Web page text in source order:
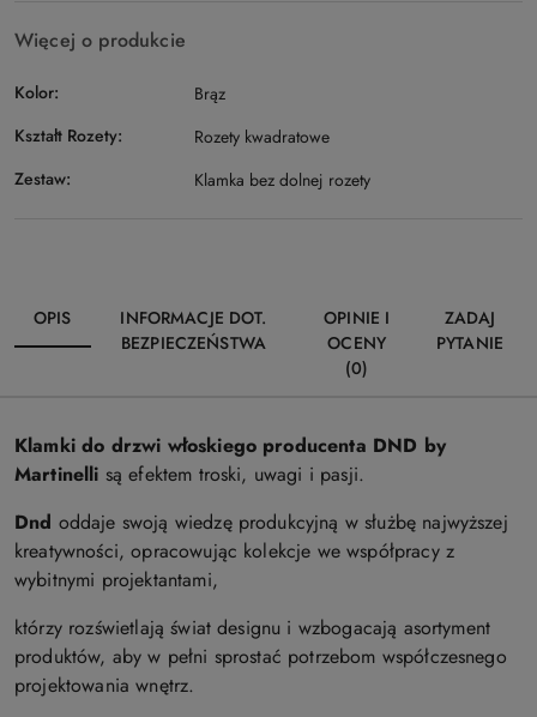
Więcej o produkcie
Kolor:
Brąz
Kształt Rozety:
Rozety kwadratowe
Zestaw:
Klamka bez dolnej rozety
OPIS
INFORMACJE DOT.
BEZPIECZEŃSTWA
OPINIE I
OCENY
(0)
ZADAJ
PYTANIE
Klamki do drzwi włoskiego producenta DND by
Martinelli są efektem troski, uwagi i pasji.
Dnd oddaje swoją wiedzę produkcyjną w służbę najwyższej
kreatywności, opracowując kolekcje we współpracy z
wybitnymi projektantami,
którzy rozświetlają świat designu i wzbogacają asortyment
produktów, aby w pełni sprostać potrzebom współczesnego
projektowania wnętrz.